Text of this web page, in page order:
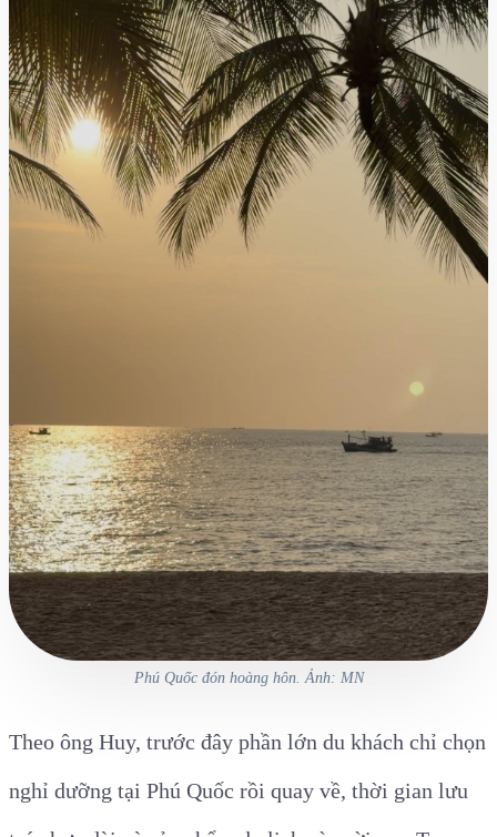
Phú Quốc đón hoàng hôn. Ảnh: MN
Theo ông Huy, trước đây phần lớn du khách chỉ chọn
nghỉ dưỡng tại Phú Quốc rồi quay về, thời gian lưu